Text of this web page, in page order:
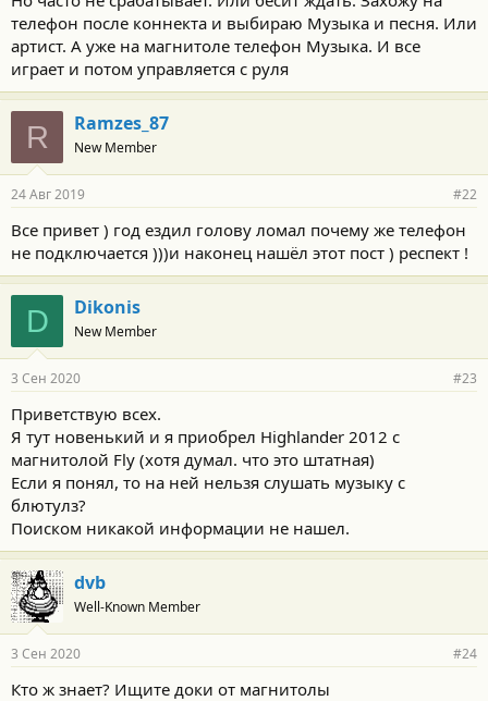
телефон после коннекта и выбираю Музыка и песня. Или
артист. А уже на магнитоле телефон Музыка. И все
играет и потом управляется с руля
R Ramzes_87
New Member
24 Авг 2019 #22
Все привет ) год ездил голову ломал почему же телефон
не подключается )))и наконец нашёл этот пост ) респект !
D Dikonis
New Member
3 Сен 2020 #23
Приветствую всех.
Я тут новенький и я приобрел Highlander 2012 с
магнитолой Fly (хотя думал. что это штатная)
Если я понял, то на ней нельзя слушать музыку с
блютулз?
Поиском никакой информации не нашел.
dvb
Well-Known Member
3 Сен 2020 #24
Кто ж знает? Ищите доки от магнитолы